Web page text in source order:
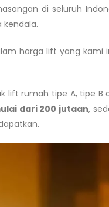
di seluruh
harga lift yang kami
rumah tipe A, tipe
dari 200 jutaan,